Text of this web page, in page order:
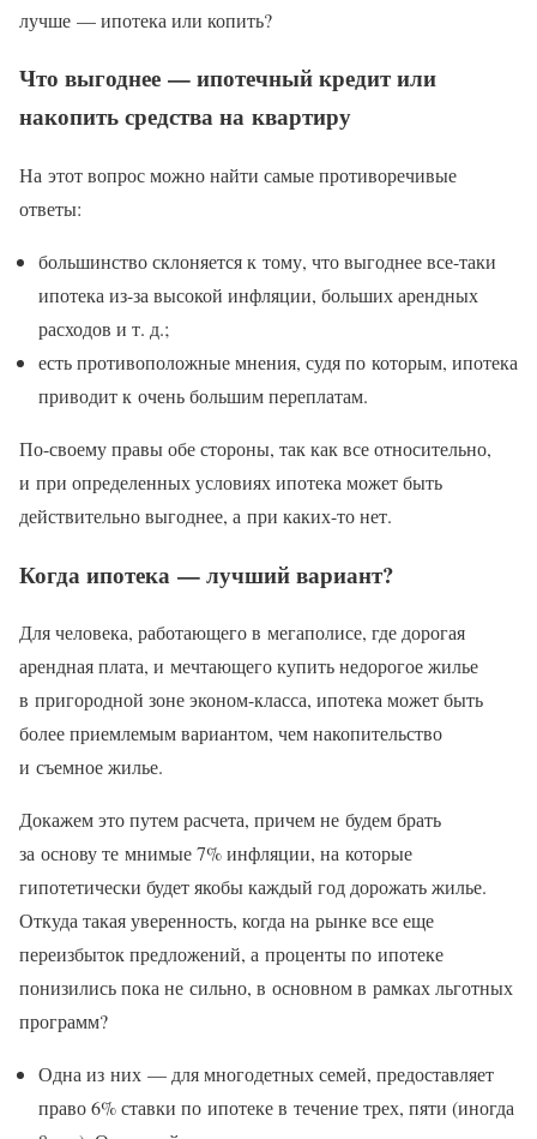
лучше — ипотека или копить?
Что выгоднее — ипотечный кредит или
накопить средства на квартиру
На этот вопрос можно найти самые противоречивые
ответы:
большинство склоняется к тому, что выгоднее все-таки
ипотека из-за высокой инфляции, больших арендных
расходов и т. д.;
есть противоположные мнения, судя по которым, ипотека
приводит к очень большим переплатам.
По-своему правы обе стороны, так как все относительно,
и при определенных условиях ипотека может быть
действительно выгоднее, а при каких-то нет.
Когда ипотека — лучший вариант?
Для человека, работающего в мегаполисе, где дорогая
арендная плата, и мечтающего купить недорогое жилье
в пригородной зоне эконом-класса, ипотека может быть
более приемлемым вариантом, чем накопительство
и съемное жилье.
Докажем это путем расчета, причем не будем брать
за основу те мнимые 7% инфляции, на которые
гипотетически будет якобы каждый год дорожать жилье.
Откуда такая уверенность, когда на рынке все еще
переизбыток предложений, а проценты по ипотеке
понизились пока не сильно, в основном в рамках льготных
программ?
Одна из них — для многодетных семей, предоставляет
право 6% ставки по ипотеке в течение трех, пяти (иногда